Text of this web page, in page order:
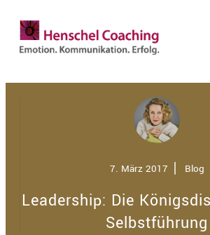
7. März 2017 Blog
Leadership: Die
Selbstführung